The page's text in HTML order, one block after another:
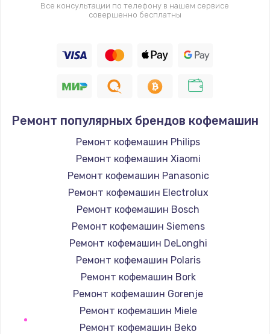
Все консультации по телефону в нашем сервисе
совершенно бесплатны
Ремонт популярных брендов кофемашин
Ремонт кофемашин Philips
Ремонт кофемашин Xiaomi
Ремонт кофемашин Panasonic
Ремонт кофемашин Electrolux
Ремонт кофемашин Bosch
Ремонт кофемашин Siemens
Ремонт кофемашин DeLonghi
Ремонт кофемашин Polaris
Ремонт кофемашин Bork
Ремонт кофемашин Gorenje
Ремонт кофемашин Miele
Ремонт кофемашин Beko